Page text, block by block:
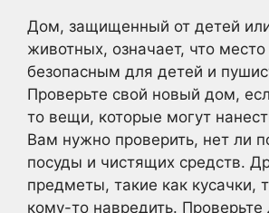
Дом, защищенный от детей
животных, означает, что
безопасным для детей и
Проверьте свой новый дом,
то вещи, которые могут
Вам нужно проверить, нет ли
посуды и чистящих средств.
предметы, такие как кусачки,
кому-то навредить.